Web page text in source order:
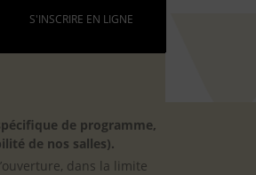
S'INSCRIRE EN LIGNE
de programme,
de nos salles).
dans la limite